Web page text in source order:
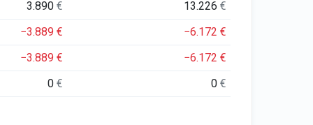
3.890€ 13.226€
−3.889€ −6.172€
−3.889€ −6.172€
0€ 0€